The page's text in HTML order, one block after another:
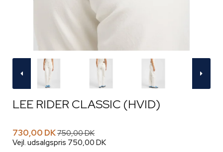
LEE RIDER CLASSIC (HVID)
730,00 DK750,00 DK
Vejl. udsalgspris 750,00 DK